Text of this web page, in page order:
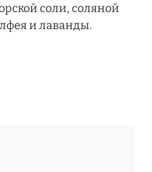
соли, соляной
и лаванды.